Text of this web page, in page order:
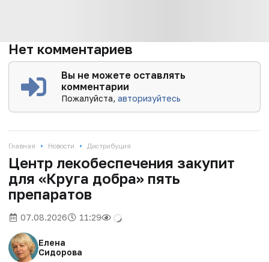
Нет комментариев
Вы не можете оставлять
комментарии
Пожалуйста,авторизуйтесь
Главная • Новости • Дистрибуция
Центр лекобеспечения закупит
для «Круга добра» пять
препаратов
07.08.2026 11:29
Елена
Сидорова